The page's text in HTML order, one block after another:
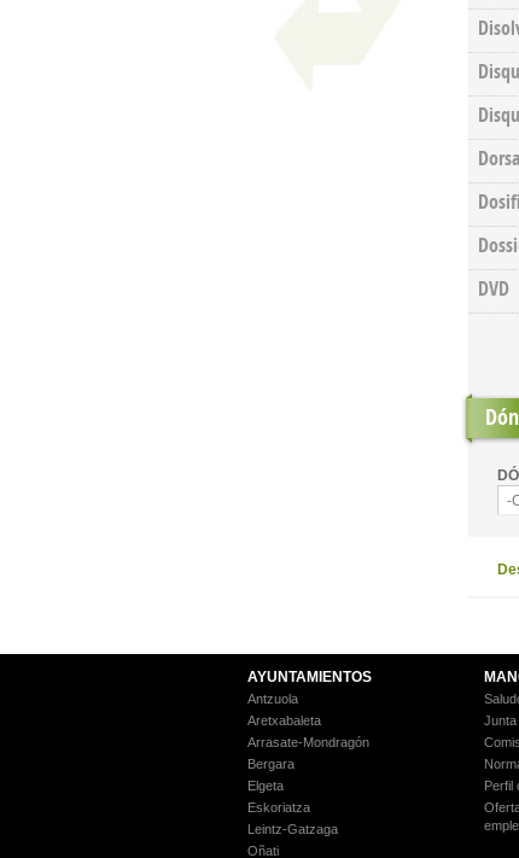
DVD
-
AYUNTAMIENTOS
Antzuola
Aretxabaleta
Arrasate-Mondragón
Bergara
Elgeta
Eskoriatza
Leintz-Gatzaga
Oñati
Junta
Perfil